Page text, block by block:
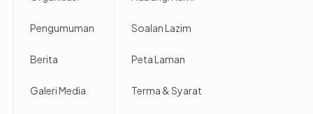
Pengumuman
Berita
Galeri Media
Soalan Lazim
Peta Laman
Terma & Syarat